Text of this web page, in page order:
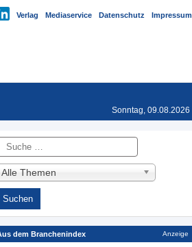
Verlag Mediaservice Datenschutz Impressum
Sonntag, 09.08.2026
Alle Themen
dem Branchenindex Anzeige